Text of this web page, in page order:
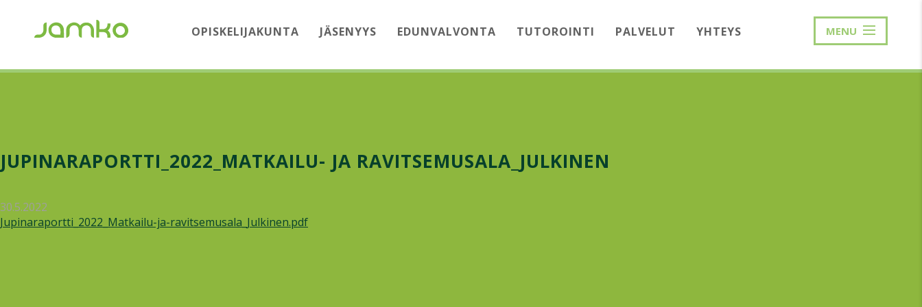
OPISKELIJAKUNTA JÄSENYYS EDUNVALVONTA TUTOROINTI PALVELUT YHTEYS MENU
JUPINARAPORTTI_2022_MATKAILU- JA RAVITSEMUSALA_JULKINEN
30.5.2022
Jupinaraportti_2022_Matkailu-ja-ravitsemusala_Julkinen.pdf